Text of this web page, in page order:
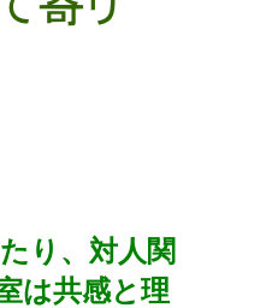
り、対人関
は共感と理